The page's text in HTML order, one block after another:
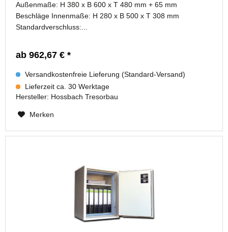
Außenmaße: H 380 x B 600 x T 480 mm + 65 mm
Beschläge Innenmaße: H 280 x B 500 x T 308 mm
Standardverschluss:...
ab 962,67 € *
Versandkostenfreie Lieferung (Standard-Versand)
Lieferzeit ca. 30 Werktage
Hersteller: Hossbach Tresorbau
Merken